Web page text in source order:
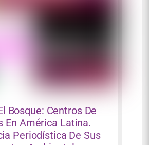
Bosque: Centros De
En América Latina.
Periodística De Sus